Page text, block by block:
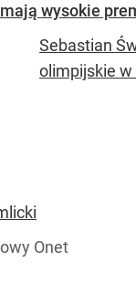
wysokie
Sebastian
olimpijskie w
Onet